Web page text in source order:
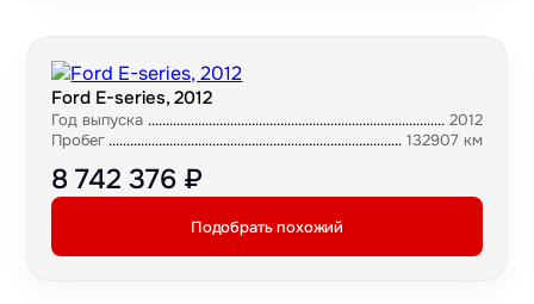
Ford E-series, 2012
Год выпуска
2012
Пробег
132907 км
8 742 376 ₽
Подобрать похожий